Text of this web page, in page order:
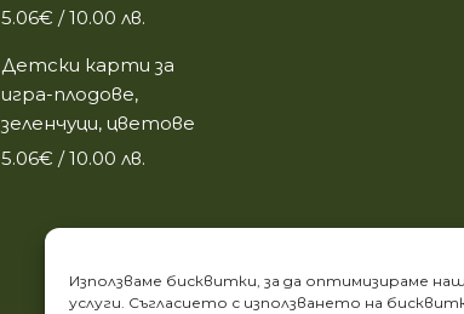
Използваме бисквитки, за да оптимизираме
услуги. Съгласието с използването на
5.06€ / 10.00 лв.
Детски карти за
игра-плодове,
зеленчуци, цветове
5.06€ / 10.00 лв.